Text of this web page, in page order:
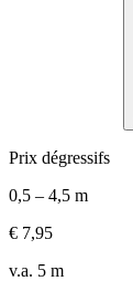
Prix dégressifs
0,5 – 4,5 m
€ 7,95
v.a. 5 m